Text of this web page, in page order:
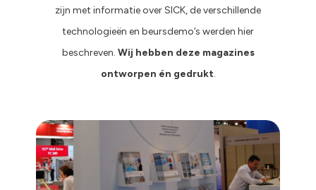
zijn met informatie over SICK, de verschillende
technologieën en beursdemo’s werden hier
beschreven. Wij hebben deze magazines
ontworpen én gedrukt.